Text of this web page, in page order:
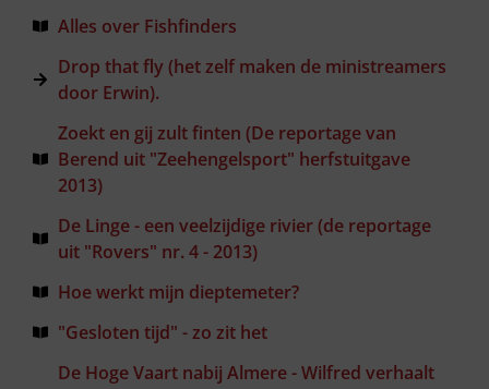
Alles over Fishfinders
Drop that fly (het zelf maken de ministreamers
door Erwin).
Zoekt en gij zult finten (De reportage van
Berend uit "Zeehengelsport" herfstuitgave
2013)
De Linge - een veelzijdige rivier (de reportage
uit "Rovers" nr. 4 - 2013)
Hoe werkt mijn dieptemeter?
"Gesloten tijd" - zo zit het
De Hoge Vaart nabij Almere - Wilfred verhaalt